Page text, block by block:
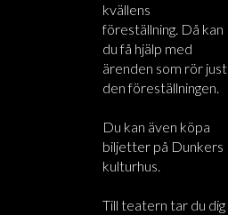
kvällens
föreställning. Då kan
du få hjälp med
ärenden som rör just
den föreställningen.
Du kan även köpa
biljetter på Dunkers
kulturhus.
Till teatern tar du dig